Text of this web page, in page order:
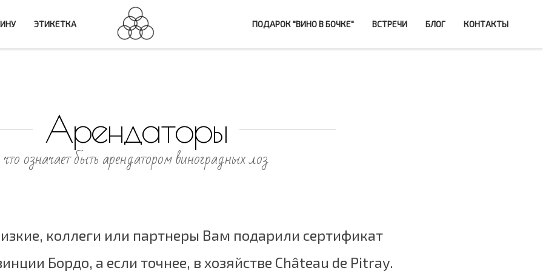
ЭТИКЕТКА ПОДАРОК "ВИНО В БОЧКЕ" ВСТРЕЧИ БЛОГ КОНТАКТЫ
Арендаторы
что означает быть арендатором виноградных лоз
коллеги или партнеры Вам подарили сертификат
Бордо, а если точнее, в хозяйстве Château de Pitray.